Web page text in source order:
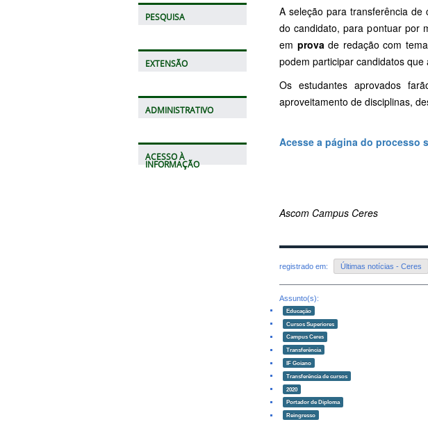
PESQUISA
EXTENSÃO
ADMINISTRATIVO
ACESSO À
INFORMAÇÃO
A seleção para transferência
do candidato, para pontuar por
em prova de redação com
podem participar candidatos
Os estudantes aprovados
aproveitamento de disciplinas,
Acesse a página do processo
Ascom Campus Ceres
registrado em: Últimas notícias - Ceres
Assunto(s):
Educação
Cursos Superiores
Campus Ceres
Transferência
IF Goiano
Transferência de cursos
2020
Portador de Diploma
Reingresso